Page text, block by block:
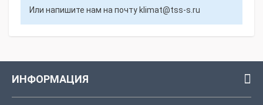
Или напишите нам на почту klimat@tss-s.ru
ИНФОРМАЦИЯ